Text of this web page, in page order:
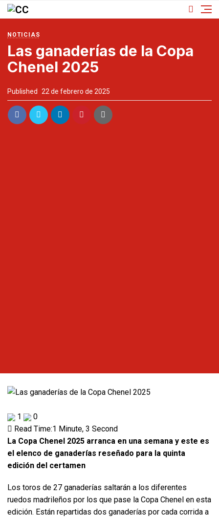
NOTICIAS
Las ganaderías de la Copa
Chenel 2025
Published 22 de febrero de 2025
1
0
Read Time:1 Minute, 3 Second
La Copa Chenel 2025 arranca en una semana y este es
el elenco de ganaderías reseñado para la quinta
edición del certamen
Los toros de 27 ganaderías saltarán a los diferentes
ruedos madrileños por los que pase la Copa Chenel en esta
edición. Están repartidas dos ganaderías por cada corrida a